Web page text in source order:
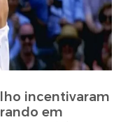
incentivaram
em